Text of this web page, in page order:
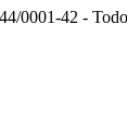
0001-42 -